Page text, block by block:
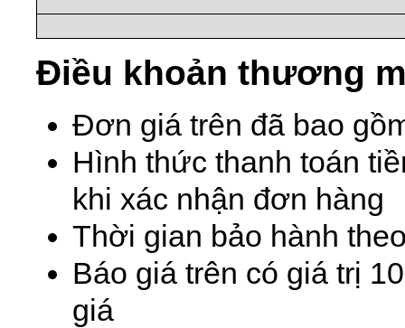
Điều khoản thương
Đơn giá trên đã bao
Hình thức thanh toán
khi xác nhận đơn hàng
Thời gian bảo hành
Báo giá trên có giá trị
giá